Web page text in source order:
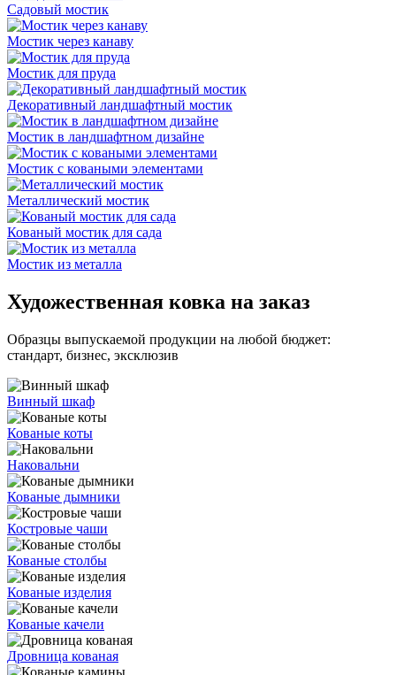
Садовый мостик
Мостик через канаву
Мостик для пруда
Декоративный ландшафтный мостик
Мостик в ландшафтном дизайне
Мостик с коваными элементами
Металлический мостик
Кованый мостик для сада
Мостик из металла
Художественная ковка на заказ
Образцы выпускаемой продукции на любой бюджет:
стандарт, бизнес, эксклюзив
Винный шкаф
Кованые коты
Наковальни
Кованые дымники
Костровые чаши
Кованые столбы
Кованые изделия
Кованые качели
Дровница кованая